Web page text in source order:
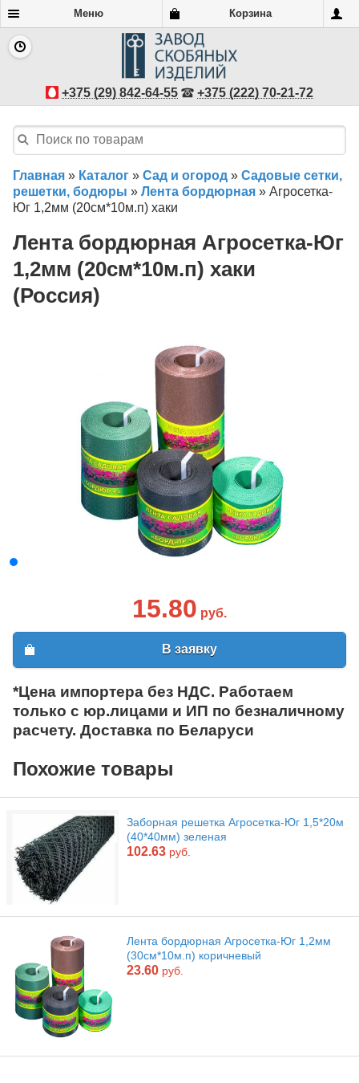
Меню Корзина
+375 (29) 842-64-55 +375 (222) 70-21-72
Главная » Каталог » Сад и огород » Садовые сетки,
решетки, бодюры » Лента бордюрная » Агросетка-
Юг 1,2мм (20см*10м.п) хаки
Лента бордюрная Агросетка-Юг
1,2мм (20см*10м.п) хаки
(Россия)
15.80 руб.
В заявку
*Цена импортера без НДС. Работаем
только с юр.лицами и ИП по безналичному
расчету. Доставка по Беларуси
Похожие товары
Заборная решетка Агросетка-Юг 1,5*20м
(40*40мм) зеленая
102.63 руб.
Лента бордюрная Агросетка-Юг 1,2мм
(30см*10м.п) коричневый
23.60 руб.